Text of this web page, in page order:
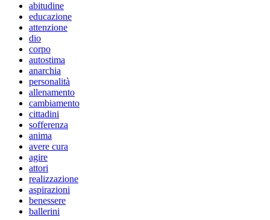
abitudine
educazione
attenzione
dio
corpo
autostima
anarchia
personalità
allenamento
cambiamento
cittadini
sofferenza
anima
avere cura
agire
attori
realizzazione
aspirazioni
benessere
ballerini